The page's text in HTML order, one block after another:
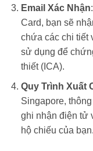
Email Xác Nhận
Card, bạn sẽ
chứa các chi tiết
sử dụng để
thiết​ (ICA)​.
Quy Trình Xuất
Singapore,
ghi nhận điện tử
hộ chiếu của bạn.